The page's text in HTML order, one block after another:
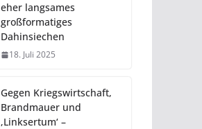
eher langsames
großformatiges
Dahinsiechen
18. Juli 2025
Gegen Kriegswirtschaft,
Brandmauer und
‚Linksertum‘ –